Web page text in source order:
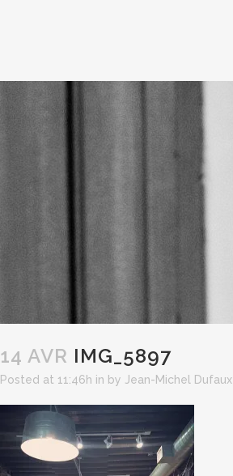
14 AVR IMG_5897
Posted at 11:46h in by Jean-Michel Dufaux